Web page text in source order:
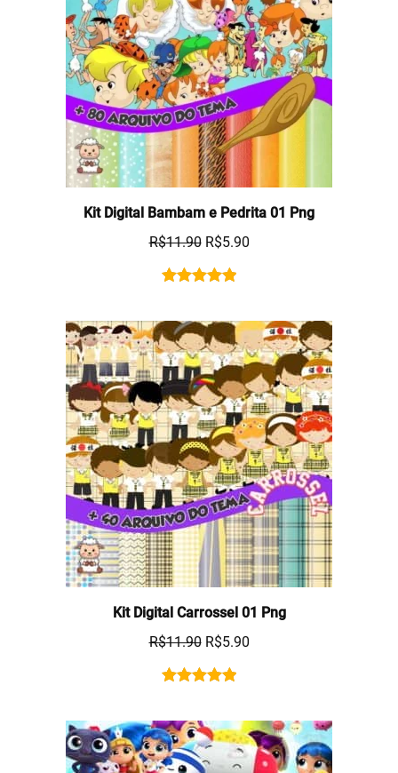
Kit Digital Bambam e Pedrita 01 Png
R$11.90 R$5.90
out of 5
based on
customer
rating
Kit Digital Carrossel 01 Png
R$11.90 R$5.90
out of 5
based on
customer